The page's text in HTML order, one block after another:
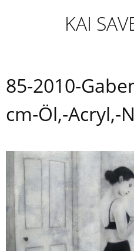
KAI
85-2010-
cm-Öl,-Acryl,-